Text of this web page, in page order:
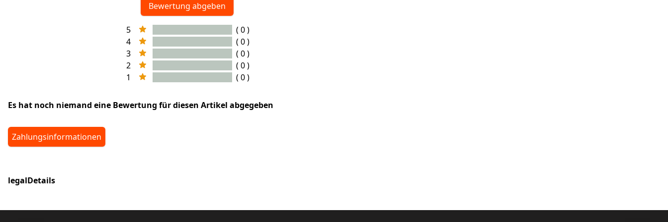
Bewertung abgeben
5
( 0 )
4
( 0 )
3
( 0 )
2
( 0 )
1
( 0 )
Es hat noch niemand eine Bewertung für diesen Artikel abgegeben
Zahlungsinformationen
legalDetails